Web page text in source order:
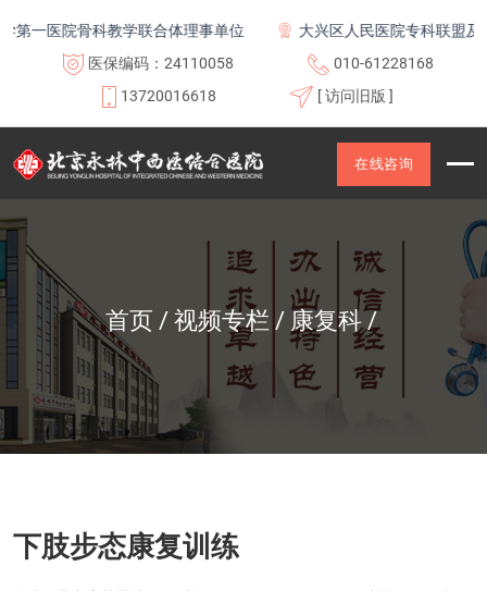
一医院骨科教学联合体理事单位
大兴区人民医院专科联盟及医
医保编码：24110058
010-61228168
13720016618
[ 访问旧版 ]
在线咨询
首页 视频专栏 康复科
下肢步态康复训练